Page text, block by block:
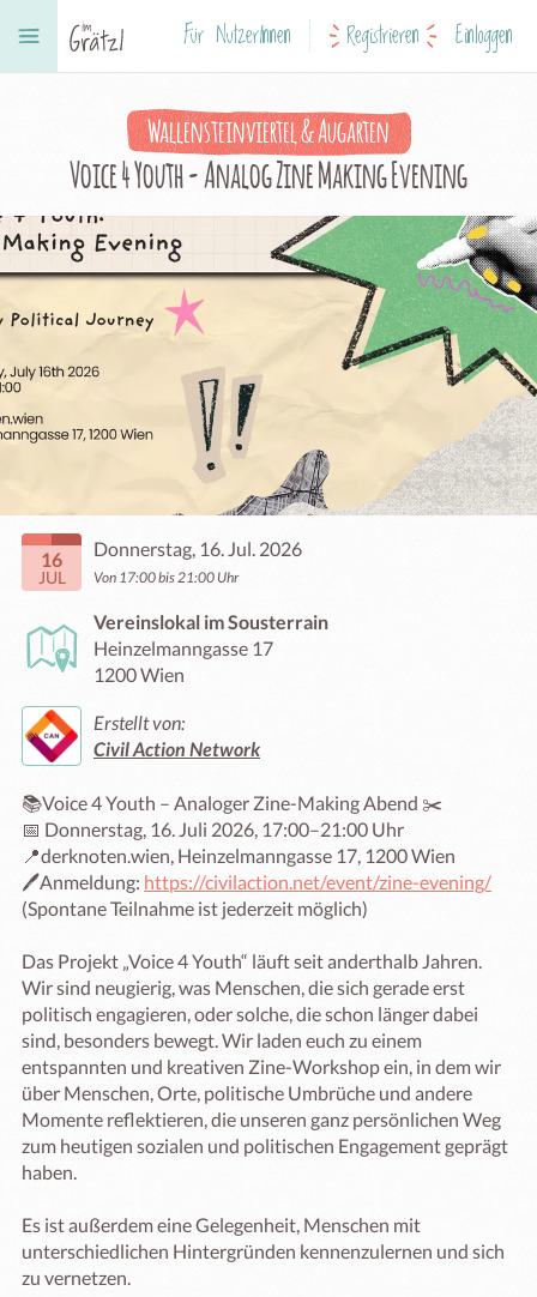
Für NutzerInnen Registrieren Einloggen
Wallensteinviertel & Augarten
Voice 4 Youth - Analog Zine Making Evening
16
JUL
Donnerstag, 16. Jul. 2026
Von 17:00 bis 21:00 Uhr
Vereinslokal im Sousterrain
Heinzelmanngasse 17
1200 Wien
Erstellt von:
Civil Action Network
📚Voice 4 Youth – Analoger Zine-Making Abend ✂️
📅 Donnerstag, 16. Juli 2026, 17:00–21:00 Uhr
📍derknoten.wien, Heinzelmanngasse 17, 1200 Wien
🖊️Anmeldung: https://civilaction.net/event/zine-evening/
(Spontane Teilnahme ist jederzeit möglich)
Das Projekt „Voice 4 Youth“ läuft seit anderthalb Jahren.
Wir sind neugierig, was Menschen, die sich gerade erst
politisch engagieren, oder solche, die schon länger dabei
sind, besonders bewegt. Wir laden euch zu einem
entspannten und kreativen Zine-Workshop ein, in dem wir
über Menschen, Orte, politische Umbrüche und andere
Momente reflektieren, die unseren ganz persönlichen Weg
zum heutigen sozialen und politischen Engagement geprägt
haben.
Es ist außerdem eine Gelegenheit, Menschen mit
unterschiedlichen Hintergründen kennenzulernen und sich
zu vernetzen.